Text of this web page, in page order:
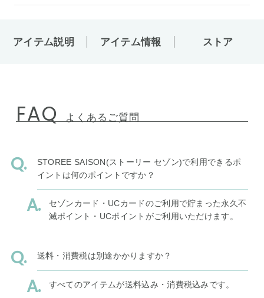
アイテム説明 アイテム情報 ストア
FAQ よくあるご質問
STOREE SAISON(ストーリー セゾン)で利用できるポ
イントは何のポイントですか？
セゾンカード・UCカードのご利用で貯まった永久不
滅ポイント・UCポイントがご利用いただけます。
送料・消費税は別途かかりますか？
すべてのアイテムが送料込み・消費税込みです。